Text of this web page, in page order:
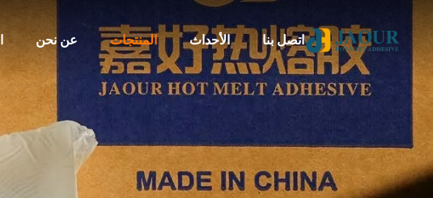
عن نحن المنتجات الأحداث اتصل بنا